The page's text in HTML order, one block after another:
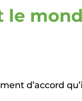
le
d’accord